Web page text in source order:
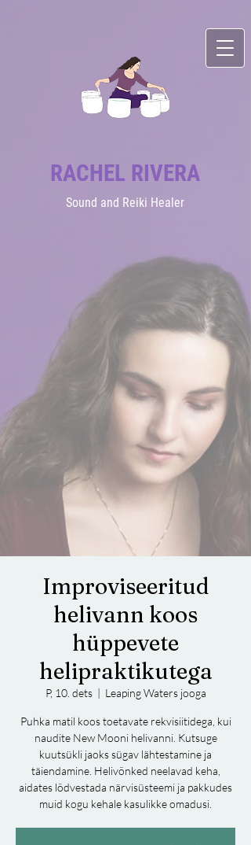
RACHEL RIVERA
Sound and Reiki Healer
Improviseeritud
helivann koos
hüppevete
helipraktikutega
P, 10. dets
  |
Leaping Waters jooga
Puhka matil koos toetavate rekvisiitidega, kui
naudite New Mooni helivanni. Kutsuge
kuutsükli jaoks sügav lähtestamine ja
täiendamine. Helivõnked neelavad keha,
aidates lõdvestada närvisüsteemi ja pakkudes
muid kogu kehale kasulikke omadusi.